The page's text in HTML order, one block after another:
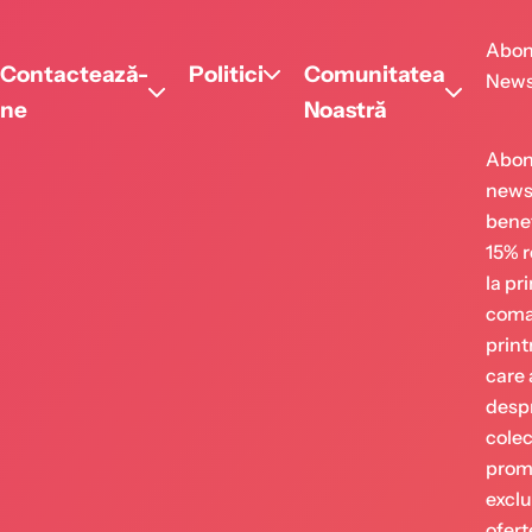
Contactează-
ne
Politici
Comunitatea
Noastră
15%
la
care